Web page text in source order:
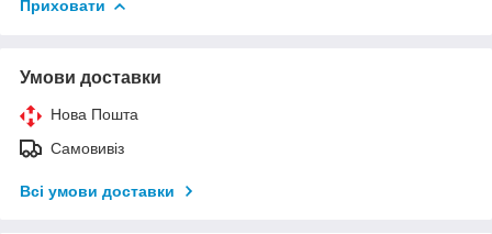
Приховати
Умови доставки
Нова Пошта
Самовивіз
Всі умови доставки